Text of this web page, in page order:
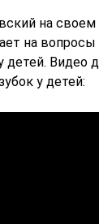
на своем
на
детей. Видео
у детей: